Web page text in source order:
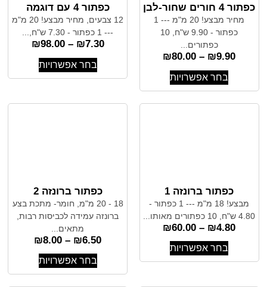
כפתור 4 חורים שחור-לבן
מחיר מבצע! 20 מ"מ --- 1
כפתור - 9.90 ש"ח, 10
כפתורים...
₪9.90
–
₪80.00
בחר אפשרויות
כפתור 4 עם דוגמה
12 צבעים, מחיר מבצע! 20 מ"מ
--- 1 כפתור - 7.30 ש"ח,...
₪7.30
–
₪98.00
בחר אפשרויות
כפתור ברונזה 1
מבצע! 18 מ"מ --- 1 כפתור -
4.80 ש"ח, 10 כפתורים מאותו...
₪4.80
–
₪60.00
בחר אפשרויות
כפתור ברונזה 2
18 - 20 מ"מ, חומר- מתכת בצע
ברונזה עמידה לכביסות רבות,
מתאים...
₪6.50
–
₪8.00
בחר אפשרויות